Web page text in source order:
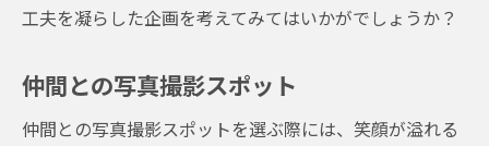
工夫を凝らした企画を考えてみてはいかがでしょうか？
仲間との写真撮影スポット
仲間との写真撮影スポットを選ぶ際には、笑顔が溢れる